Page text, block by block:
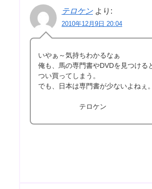
テロケン より:
2010年12月9日 20:04
いやぁ～気持ちわかるなぁ
俺も、馬の専門書やDVDを見つける
つい買ってしまう。
でも、日本は専門書が少ないよねぇ。
テロケン